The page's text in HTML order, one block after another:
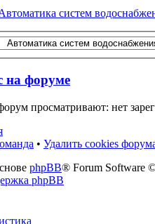
систем
на форуме
просматривают: нет
• Удалить cookies
phpBB® Forum Software
phpBB